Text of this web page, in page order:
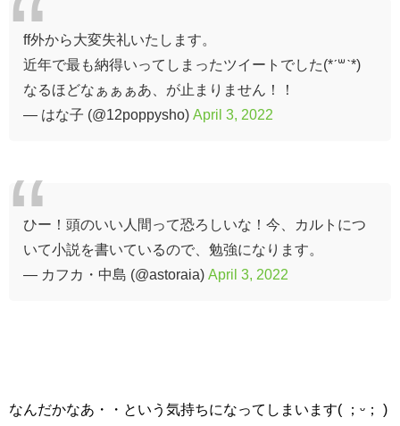
ff外から大変失礼いたします。
近年で最も納得いってしまったツイートでした(*ˊ꒳​ˋ*)
なるほどなぁぁぁあ、が止まりません！！
— はな子 (@12poppysho) April 3, 2022
ひー！頭のいい人間って恐ろしいな！今、カルトにつ
いて小説を書いているので、勉強になります。
— カフカ・中島 (@astoraia) April 3, 2022
なんだかなあ・・という気持ちになってしまいます( ；ᵕ； )